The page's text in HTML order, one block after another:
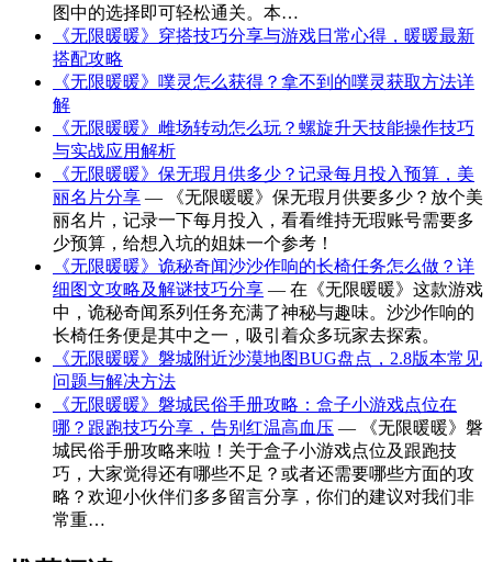
图中的选择即可轻松通关。本…
《无限暖暖》穿搭技巧分享与游戏日常心得，暖暖最新
搭配攻略
《无限暖暖》噗灵怎么获得？拿不到的噗灵获取方法详
解
《无限暖暖》雌场转动怎么玩？螺旋升天技能操作技巧
与实战应用解析
《无限暖暖》保无瑕月供多少？记录每月投入预算，美
丽名片分享 — 《无限暖暖》保无瑕月供要多少？放个美
丽名片，记录一下每月投入，看看维持无瑕账号需要多
少预算，给想入坑的姐妹一个参考！
《无限暖暖》诡秘奇闻沙沙作响的长椅任务怎么做？详
细图文攻略及解谜技巧分享 — 在《无限暖暖》这款游戏
中，诡秘奇闻系列任务充满了神秘与趣味。沙沙作响的
长椅任务便是其中之一，吸引着众多玩家去探索。
《无限暖暖》磐城附近沙漠地图BUG盘点，2.8版本常见
问题与解决方法
《无限暖暖》磐城民俗手册攻略：盒子小游戏点位在
哪？跟跑技巧分享，告别红温高血压 — 《无限暖暖》磐
城民俗手册攻略来啦！关于盒子小游戏点位及跟跑技
巧，大家觉得还有哪些不足？或者还需要哪些方面的攻
略？欢迎小伙伴们多多留言分享，你们的建议对我们非
常重…